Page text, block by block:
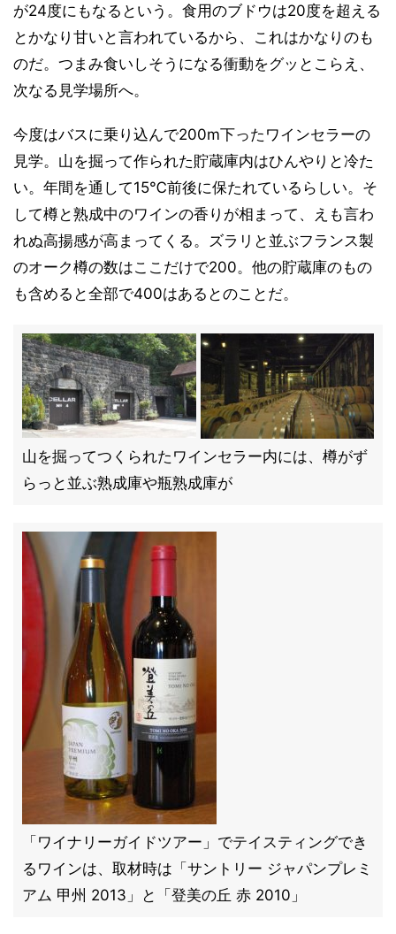
が24度にもなるという。食用のブドウは20度を超える
とかなり甘いと言われているから、これはかなりのも
のだ。つまみ食いしそうになる衝動をグッとこらえ、
次なる見学場所へ。
今度はバスに乗り込んで200m下ったワインセラーの
見学。山を掘って作られた貯蔵庫内はひんやりと冷た
い。年間を通して15℃前後に保たれているらしい。そ
して樽と熟成中のワインの香りが相まって、えも言わ
れぬ高揚感が高まってくる。ズラリと並ぶフランス製
のオーク樽の数はここだけで200。他の貯蔵庫のもの
も含めると全部で400はあるとのことだ。
山を掘ってつくられたワインセラー内には、樽がず
らっと並ぶ熟成庫や瓶熟成庫が
「ワイナリーガイドツアー」でテイスティングでき
るワインは、取材時は「サントリー ジャパンプレミ
アム 甲州 2013」と「登美の丘 赤 2010」